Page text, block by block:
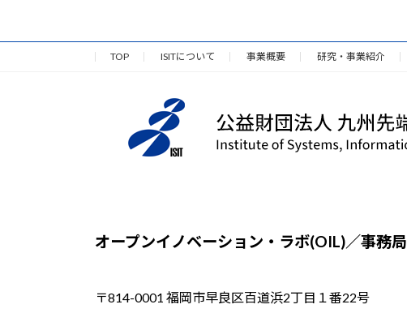
TOP ISITについて 事業概要 研究・事業紹介
オープンイノベーション・ラボ(OIL)／事務局
〒814-0001 福岡市早良区百道浜2丁目１番22号